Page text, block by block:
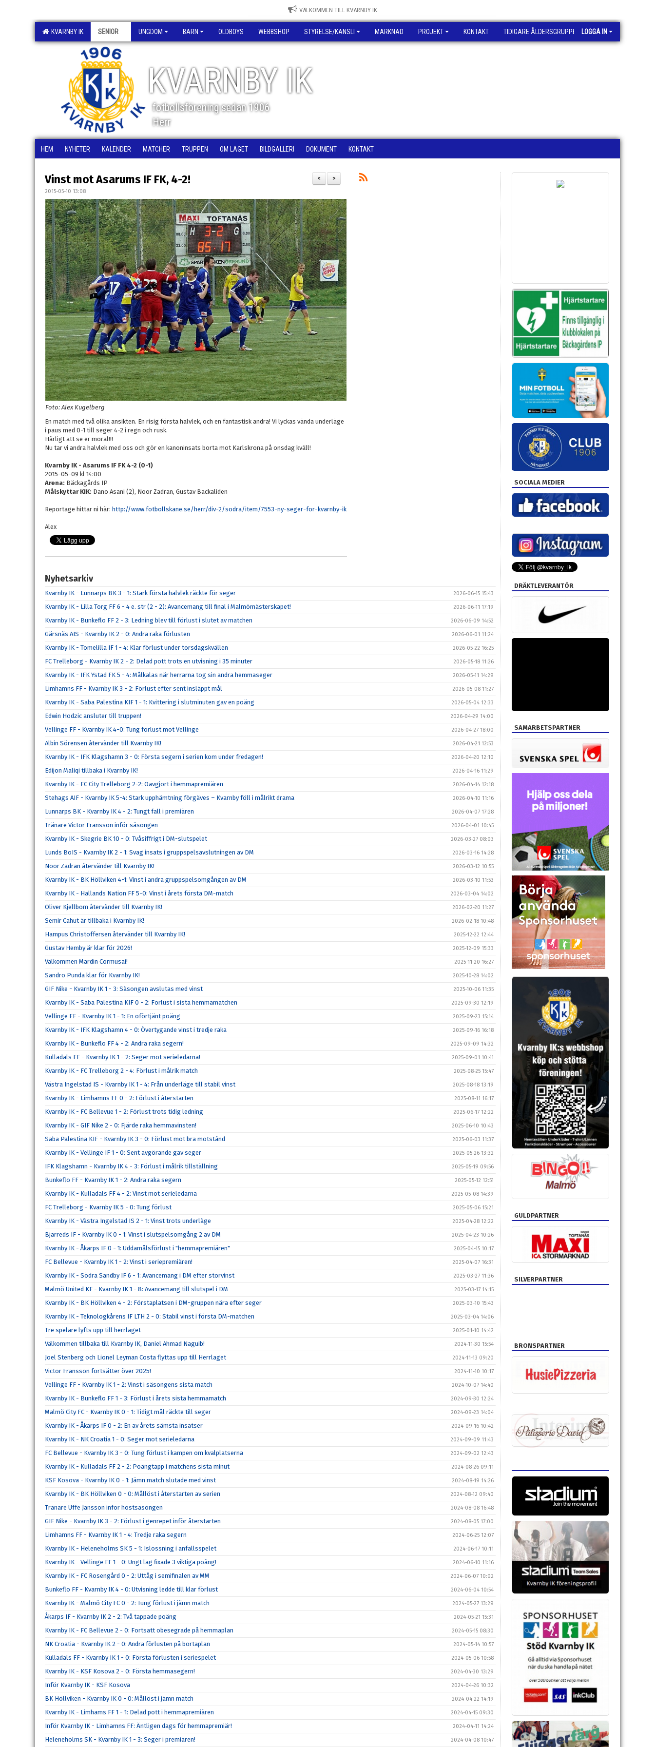
VÄLKOMMEN TILL KVARNBY IK
KVARNBY IK SENIOR UNGDOM BARN OLDBOYS WEBBSHOP STYRELSE/KANSLI MARKNAD PROJEKT KONTAKT TIDIGARE ÅLDERSGRUPPER LOGGA IN
KVARNBY IK
fotbollsförening sedan 1906
Herr
HEM NYHETER KALENDER MATCHER TRUPPEN OM LAGET BILDGALLERI DOKUMENT KONTAKT
>
<
Vinst mot Asarums IF FK, 4-2!
2015-05-10 13:08
Foto: Alex Kugelberg
En match med två olika ansikten. En risig första halvlek, och en fantastisk andra! Vi lyckas vända underläge
i paus med 0-1 till seger 4-2 i regn och rusk.
Härligt att se er moral!!!
Nu tar vi andra halvlek med oss och gör en kanoninsats borta mot Karlskrona på onsdag kväll!
Kvarnby IK - Asarums IF FK 4-2 (0-1)
2015-05-09 kl 14:00
Arena: Bäckagårds IP
Målskyttar KIK: Dano Asani (2), Noor Zadran, Gustav Backaliden
Reportage hittar ni här: http://www.fotbollskane.se/herr/div-2/sodra/item/7553-ny-seger-for-kvarnby-ik
Alex
Nyhetsarkiv
Kvarnby IK - Lunnarps BK 3 - 1: Stark första halvlek räckte för seger 2026-06-15 15:43
Kvarnby IK - Lilla Torg FF 6 - 4 e. str (2 - 2): Avancemang till final i Malmömästerskapet! 2026-06-11 17:19
Kvarnby IK - Bunkeflo FF 2 - 3: Ledning blev till förlust i slutet av matchen 2026-06-09 14:52
Gärsnäs AIS - Kvarnby IK 2 - 0: Andra raka förlusten 2026-06-01 11:24
Kvarnby IK - Tomelilla IF 1 - 4: Klar förlust under torsdagskvällen 2026-05-22 16:25
FC Trelleborg - Kvarnby IK 2 - 2: Delad pott trots en utvisning i 35 minuter 2026-05-18 11:26
Kvarnby IK - IFK Ystad FK 5 - 4: Målkalas när herrarna tog sin andra hemmaseger 2026-05-11 14:29
Limhamns FF - Kvarnby IK 3 - 2: Förlust efter sent insläppt mål 2026-05-08 11:27
Kvarnby IK - Saba Palestina KIF 1 - 1: Kvittering i slutminuten gav en poäng 2026-05-04 12:33
Edwin Hodzic ansluter till truppen! 2026-04-29 14:00
Vellinge FF - Kvarnby IK 4-0: Tung förlust mot Vellinge 2026-04-27 18:00
Albin Sörensen återvänder till Kvarnby IK! 2026-04-21 12:53
Kvarnby IK - IFK Klagshamn 3 - 0: Första segern i serien kom under fredagen! 2026-04-20 12:10
Edijon Maliqi tillbaka i Kvarnby IK! 2026-04-16 11:29
Kvarnby IK - FC City Trelleborg 2-2: Oavgjort i hemmapremiären 2026-04-14 12:18
Stehags AIF - Kvarnby IK 5-4: Stark upphämtning förgäves – Kvarnby föll i målrikt drama 2026-04-10 11:16
Lunnarps BK - Kvarnby IK 4 - 2: Tungt fall i premiären 2026-04-07 17:28
Tränare Victor Fransson inför säsongen 2026-04-01 10:45
Kvarnby IK - Skegrie BK 10 - 0: Tvåsiffrigt i DM-slutspelet 2026-03-27 08:03
Lunds BoIS - Kvarnby IK 2 - 1: Svag insats i gruppspelsavslutningen av DM 2026-03-16 14:28
Noor Zadran återvänder till Kvarnby IK! 2026-03-12 10:55
Kvarnby IK - BK Höllviken 4-1: Vinst i andra gruppspelsomgången av DM 2026-03-10 11:53
Kvarnby IK - Hallands Nation FF 5-0: Vinst i årets första DM-match 2026-03-04 14:02
Oliver Kjellbom återvänder till Kvarnby IK! 2026-02-20 11:27
Semir Cahut är tillbaka i Kvarnby IK! 2026-02-18 10:48
Hampus Christoffersen återvänder till Kvarnby IK! 2025-12-22 12:44
Gustav Hemby är klar för 2026! 2025-12-09 15:33
Välkommen Mardin Cormusai! 2025-11-20 16:27
Sandro Punda klar för Kvarnby IK! 2025-10-28 14:02
GIF Nike - Kvarnby IK 1 - 3: Säsongen avslutas med vinst 2025-10-06 11:35
Kvarnby IK - Saba Palestina KIF 0 - 2: Förlust i sista hemmamatchen 2025-09-30 12:19
Vellinge FF - Kvarnby IK 1 - 1: En oförtjänt poäng 2025-09-23 15:14
Kvarnby IK - IFK Klagshamn 4 - 0: Övertygande vinst i tredje raka 2025-09-16 16:18
Kvarnby IK - Bunkeflo FF 4 - 2: Andra raka segern! 2025-09-09 14:32
Kulladals FF - Kvarnby IK 1 - 2: Seger mot serieledarna! 2025-09-01 10:41
Kvarnby IK - FC Trelleborg 2 - 4: Förlust i målrik match 2025-08-25 15:47
Västra Ingelstad IS - Kvarnby IK 1 - 4: Från underläge till stabil vinst 2025-08-18 13:19
Kvarnby IK - Limhamns FF 0 - 2: Förlust i återstarten 2025-08-11 16:17
Kvarnby IK - FC Bellevue 1 - 2: Förlust trots tidig ledning 2025-06-17 12:22
Kvarnby IK - GIF Nike 2 - 0: Fjärde raka hemmavinsten! 2025-06-10 10:43
Saba Palestina KIF - Kvarnby IK 3 - 0: Förlust mot bra motstånd 2025-06-03 11:37
Kvarnby IK - Vellinge IF 1 - 0: Sent avgörande gav seger 2025-05-26 13:32
IFK Klagshamn - Kvarnby IK 4 - 3: Förlust i målrik tillställning 2025-05-19 09:56
Bunkeflo FF - Kvarnby IK 1 - 2: Andra raka segern 2025-05-12 12:51
Kvarnby IK - Kulladals FF 4 - 2: Vinst mot serieledarna 2025-05-08 14:39
FC Trelleborg - Kvarnby IK 5 - 0: Tung förlust 2025-05-06 15:21
Kvarnby IK - Västra Ingelstad IS 2 - 1: Vinst trots underläge 2025-04-28 12:22
Bjärreds IF - Kvarnby IK 0 - 1: Vinst i slutspelsomgång 2 av DM 2025-04-23 10:26
Kvarnby IK - Åkarps IF 0 - 1: Uddamålsförlust i "hemmapremiären" 2025-04-15 10:17
FC Bellevue - Kvarnby IK 1 - 2: Vinst i seriepremiären! 2025-04-07 16:31
Kvarnby IK - Södra Sandby IF 6 - 1: Avancemang i DM efter storvinst 2025-03-27 11:36
Malmö United KF - Kvarnby IK 1 - 8: Avancemang till slutspel i DM 2025-03-17 14:15
Kvarnby IK - BK Höllviken 4 - 2: Förstaplatsen i DM-gruppen nära efter seger 2025-03-10 15:43
Kvarnby IK - Teknologkårens IF LTH 2 - 0: Stabil vinst i första DM-matchen 2025-03-04 14:06
Tre spelare lyfts upp till herrlaget 2025-01-10 14:42
Välkommen tillbaka till Kvarnby IK, Daniel Ahmad Naguib! 2024-11-30 15:54
Joel Stenberg och Lionel Leyman Costa flyttas upp till Herrlaget 2024-11-13 09:20
Victor Fransson fortsätter över 2025! 2024-11-10 10:17
Vellinge FF - Kvarnby IK 1 - 2: Vinst i säsongens sista match 2024-10-07 14:40
Kvarnby IK - Bunkeflo FF 1 - 3: Förlust i årets sista hemmamatch 2024-09-30 12:24
Malmö City FC - Kvarnby IK 0 - 1: Tidigt mål räckte till seger 2024-09-23 14:04
Kvarnby IK - Åkarps IF 0 - 2: En av årets sämsta insatser 2024-09-16 10:42
Kvarnby IK - NK Croatia 1 - 0: Seger mot serieledarna 2024-09-09 11:43
FC Bellevue - Kvarnby IK 3 - 0: Tung förlust i kampen om kvalplatserna 2024-09-02 12:43
Kvarnby IK - Kulladals FF 2 - 2: Poängtapp i matchens sista minut 2024-08-26 09:11
KSF Kosova - Kvarnby IK 0 - 1: Jämn match slutade med vinst 2024-08-19 14:26
Kvarnby IK - BK Höllviken 0 - 0: Mållöst i återstarten av serien 2024-08-12 09:40
Tränare Uffe Jansson inför höstsäsongen 2024-08-08 16:48
GIF Nike - Kvarnby IK 3 - 2: Förlust i genrepet inför återstarten 2024-08-05 17:00
Limhamns FF - Kvarnby IK 1 - 4: Tredje raka segern 2024-06-25 12:07
Kvarnby IK - Heleneholms SK 5 - 1: Islossning i anfallsspelet 2024-06-17 10:11
Kvarnby IK - Vellinge FF 1 - 0: Ungt lag fixade 3 viktiga poäng! 2024-06-10 11:16
Kvarnby IK - FC Rosengård 0 - 2: Uttåg i semifinalen av MM 2024-06-07 10:02
Bunkeflo FF - Kvarnby IK 4 - 0: Utvisning ledde till klar förlust 2024-06-04 10:54
Kvarnby IK - Malmö City FC 0 - 2: Tung förlust i jämn match 2024-05-27 13:29
Åkarps IF - Kvarnby IK 2 - 2: Två tappade poäng 2024-05-21 15:31
Kvarnby IK - FC Bellevue 2 - 0: Fortsatt obesegrade på hemmaplan 2024-05-15 08:30
NK Croatia - Kvarnby IK 2 - 0: Andra förlusten på bortaplan 2024-05-14 10:57
Kulladals FF - Kvarnby IK 1 - 0: Första förlusten i seriespelet 2024-05-06 10:58
Kvarnby IK - KSF Kosova 2 - 0: Första hemmasegern! 2024-04-30 13:29
Inför Kvarnby IK - KSF Kosova 2024-04-26 10:32
BK Höllviken - Kvarnby IK 0 - 0: Mållöst i jämn match 2024-04-22 14:19
Kvarnby IK - Limhams FF 1 - 1: Delad pott i hemmapremiären 2024-04-15 09:30
Inför Kvarnby IK - Limhamns FF: Äntligen dags för hemmapremiär! 2024-04-11 14:24
Heleneholms SK - Kvarnby IK 1 - 3: Seger i premiären! 2024-04-08 10:47
SOCIALA MEDIER
DRÄKTLEVERANTÖR
SAMARBETSPARTNER
GULDPARTNER
SILVERPARTNER
BRONSPARTNER